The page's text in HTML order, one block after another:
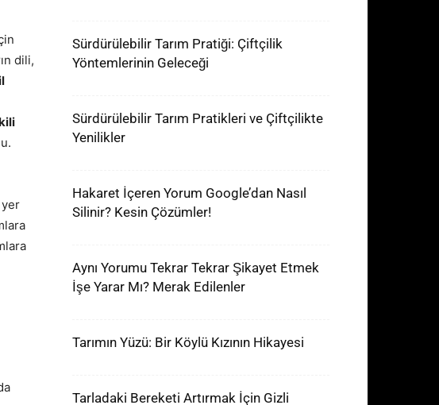
dili,
Sürdürülebilir Tarım Pratiği: Çiftçilik
Yöntemlerinin Geleceği
Sürdürülebilir Tarım Pratikleri ve Çiftçilikte
Yenilikler
Hakaret İçeren Yorum Google’dan Nasıl
Silinir? Kesin Çözümler!
Aynı Yorumu Tekrar Tekrar Şikayet Etmek
İşe Yarar Mı? Merak Edilenler
Tarımın Yüzü: Bir Köylü Kızının Hikayesi
Tarladaki Bereketi Artırmak İçin Gizli